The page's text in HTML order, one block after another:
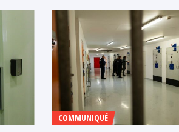
COMMUNIQUÉ